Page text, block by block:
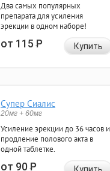
Два самых популярных
препарата для усиления
эрекции в одном наборе!
от 115Р Купить
Супер Сиалис
20мг + 60мг
Усиление эрекции до 36 часов и
продление полового акта в
одной таблетке.
от 90Р